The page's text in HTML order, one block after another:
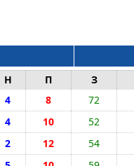
Н П З
4 8 72
4 10 52
2 12 54